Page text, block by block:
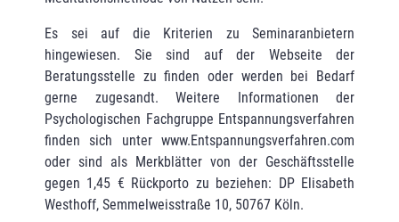
Es sei auf die Kriterien zu Seminaranbietern
hingewiesen. Sie sind auf der Webseite der
Beratungsstelle zu finden oder werden bei Bedarf
gerne zugesandt. Weitere Informationen der
Psychologischen Fachgruppe Entspannungsverfahren
finden sich unter www.Entspannungsverfahren.com
oder sind als Merkblätter von der Geschäftsstelle
gegen 1,45 € Rückporto zu beziehen: DP Elisabeth
Westhoff, Semmelweisstraße 10, 50767 Köln.